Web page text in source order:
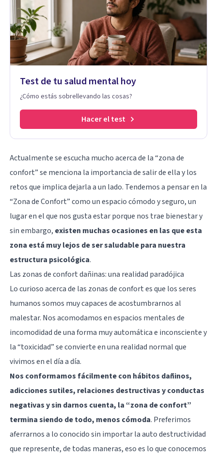
Test de tu salud mental hoy
¿Cómo estás sobrellevando las cosas?
Hacer el test
Actualmente se escucha mucho acerca de la “zona de
confort” se menciona la importancia de salir de ella y los
retos que implica dejarla a un lado. Tendemos a pensar en la
“Zona de Confort” como un espacio cómodo y seguro, un
lugar en el que nos gusta estar porque nos trae bienestar y
sin embargo, existen muchas ocasiones en las que esta
zona está muy lejos de ser saludable para nuestra
estructura psicológica.
Las zonas de confort dañinas: una realidad paradójica
Lo curioso acerca de las zonas de confort es que los seres
humanos somos muy capaces de acostumbrarnos al
malestar. Nos acomodamos en espacios mentales de
incomodidad de una forma muy automática e inconsciente y
la “toxicidad” se convierte en una realidad normal que
vivimos en el día a día.
Nos conformamos fácilmente con hábitos dañinos,
adicciones sutiles, relaciones destructivas y conductas
negativas y sin darnos cuenta, la “zona de confort”
termina siendo de todo, menos cómoda. Preferimos
aferrarnos a lo conocido sin importar la auto destructividad
que represente, de todas maneras, eso es lo que conocemos